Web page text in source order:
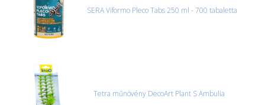
CSOMAG ÁTVÉTELE
Amennyiben a csomag átvételekor sérülést, folyadékot vagy
csak ebben az esetben tudjuk vállalni, ha a jegyzőkönyv elkészült,
és azonnal eljutott hozzánk az információ.
SERA Viformo Pleco Tabs 250 ml - 700 tabaletta
Tetra műnövény DecoArt Plant S Ambulia